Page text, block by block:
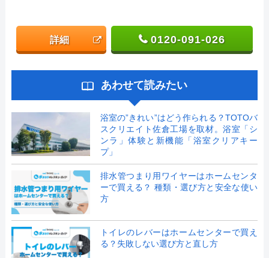
詳細 0120-091-026
あわせて読みたい
浴室の”きれい”はどう作られる？TOTOバ
スクリエイト佐倉工場を取材。浴室「シ
ンラ」体験と新機能「浴室クリアキー
プ」
排水管つまり用ワイヤーはホームセンタ
ーで買える？ 種類・選び方と安全な使い
方
トイレのレバーはホームセンターで買え
る？失敗しない選び方と直し方